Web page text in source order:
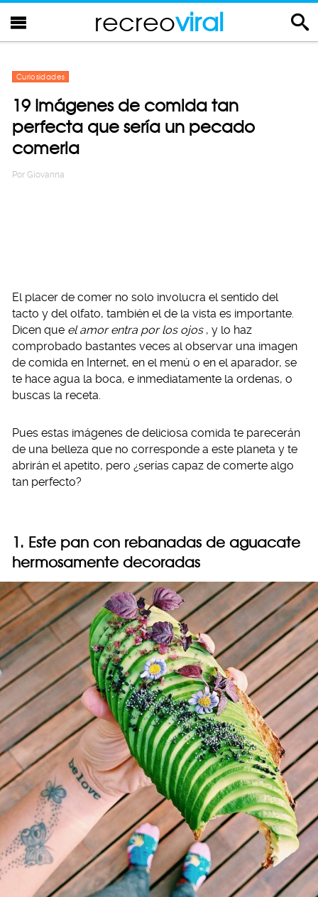
recreoviral
Curiosidades
19 Imágenes de comida tan
perfecta que sería un pecado
comerla
Por Giovanna
El placer de comer no solo involucra el sentido del
tacto y del olfato, también el de la vista es importante.
Dicen que el amor entra por los ojos , y lo haz
comprobado bastantes veces al observar una imagen
de comida en Internet, en el menú o en el aparador, se
te hace agua la boca, e inmediatamente la ordenas, o
buscas la receta.
Pues estas imágenes de deliciosa comida te parecerán
de una belleza que no corresponde a este planeta y te
abrirán el apetito, pero ¿serías capaz de comerte algo
tan perfecto?
1. Este pan con rebanadas de aguacate
hermosamente decoradas